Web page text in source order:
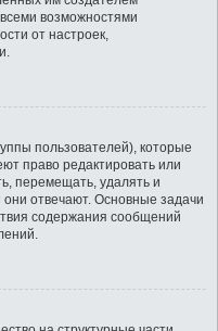
возможностями
от настроек,
пользователей), которые
право редактировать или
перемещать, удалять и
отвечают. Основные задачи
содержания сообщений